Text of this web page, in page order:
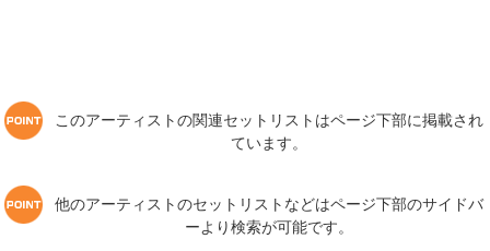
このアーティストの関連セットリストはページ下部に掲載され
ています。
他のアーティストのセットリストなどはページ下部のサイドバ
ーより検索が可能です。